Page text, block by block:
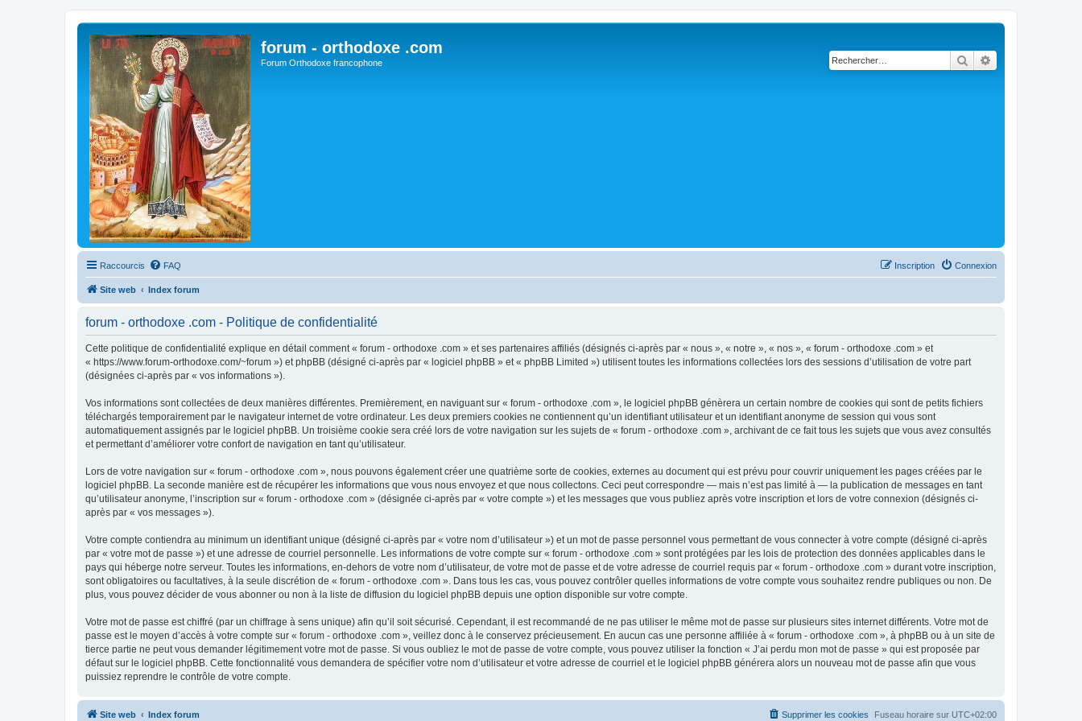
forum - orthodoxe .com
Forum Orthodoxe francophone Rechercher
Raccourcis FAQ Connexion
Inscription
Site web Index forum
forum - orthodoxe .com - Politique de confidentialité
Cette politique de confidentialité explique en détail comment « forum - orthodoxe .com » et ses partenaires affiliés (désignés ci-après par « nous », « notre », « nos », « forum - orthodoxe .com » et
« https://www.forum-orthodoxe.com/~forum ») et phpBB (désigné ci-après par « logiciel phpBB » et « phpBB Limited ») utilisent toutes les informations collectées lors des sessions d’utilisation de votre part
(désignées ci-après par « vos informations »).
Vos informations sont collectées de deux manières différentes. Premièrement, en naviguant sur « forum - orthodoxe .com », le logiciel phpBB génèrera un certain nombre de cookies qui sont de petits fichiers
téléchargés temporairement par le navigateur internet de votre ordinateur. Les deux premiers cookies ne contiennent qu’un identifiant utilisateur et un identifiant anonyme de session qui vous sont
automatiquement assignés par le logiciel phpBB. Un troisième cookie sera créé lors de votre navigation sur les sujets de « forum - orthodoxe .com », archivant de ce fait tous les sujets que vous avez consultés
et permettant d’améliorer votre confort de navigation en tant qu’utilisateur.
Lors de votre navigation sur « forum - orthodoxe .com », nous pouvons également créer une quatrième sorte de cookies, externes au document qui est prévu pour couvrir uniquement les pages créées par le
logiciel phpBB. La seconde manière est de récupérer les informations que vous nous envoyez et que nous collectons. Ceci peut correspondre — mais n’est pas limité à — la publication de messages en tant
qu’utilisateur anonyme, l’inscription sur « forum - orthodoxe .com » (désignée ci-après par « votre compte ») et les messages que vous publiez après votre inscription et lors de votre connexion (désignés ci-
après par « vos messages »).
Votre compte contiendra au minimum un identifiant unique (désigné ci-après par « votre nom d’utilisateur ») et un mot de passe personnel vous permettant de vous connecter à votre compte (désigné ci-après
par « votre mot de passe ») et une adresse de courriel personnelle. Les informations de votre compte sur « forum - orthodoxe .com » sont protégées par les lois de protection des données applicables dans le
pays qui héberge notre serveur. Toutes les informations, en-dehors de votre nom d’utilisateur, de votre mot de passe et de votre adresse de courriel requis par « forum - orthodoxe .com » durant votre inscription,
sont obligatoires ou facultatives, à la seule discrétion de « forum - orthodoxe .com ». Dans tous les cas, vous pouvez contrôler quelles informations de votre compte vous souhaitez rendre publiques ou non. De
plus, vous pouvez décider de vous abonner ou non à la liste de diffusion du logiciel phpBB depuis une option disponible sur votre compte.
Votre mot de passe est chiffré (par un chiffrage à sens unique) afin qu’il soit sécurisé. Cependant, il est recommandé de ne pas utiliser le même mot de passe sur plusieurs sites internet différents. Votre mot de
passe est le moyen d’accès à votre compte sur « forum - orthodoxe .com », veillez donc à le conservez précieusement. En aucun cas une personne affiliée à « forum - orthodoxe .com », à phpBB ou à un site de
tierce partie ne peut vous demander légitimement votre mot de passe. Si vous oubliez le mot de passe de votre compte, vous pouvez utiliser la fonction « J’ai perdu mon mot de passe » qui est proposée par
défaut sur le logiciel phpBB. Cette fonctionnalité vous demandera de spécifier votre nom d’utilisateur et votre adresse de courriel et le logiciel phpBB générera alors un nouveau mot de passe afin que vous
puissiez reprendre le contrôle de votre compte.
Site web Index forum Fuseau horaire sur UTC+02:00
Supprimer les cookies